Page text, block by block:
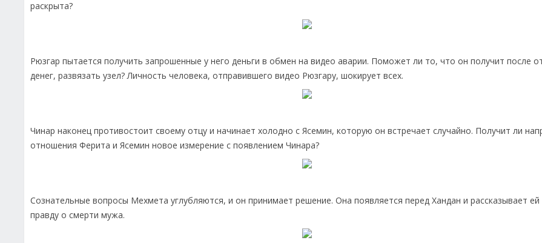
раскрыта?
Рюзгар пытается получить запрошенные у него деньги в обмен на видео аварии. Поможет ли то, что он получит после
денег, развязать узел? Личность человека, отправившего видео Рюзгару, шокирует всех.
Чинар наконец противостоит своему отцу и начинает холодно с Ясемин, которую он встречает случайно. Получит ли
отношения Ферита и Ясемин новое измерение с появлением Чинара?
Сознательные вопросы Мехмета углубляются, и он принимает решение. Она появляется перед Хандан и рассказывает ей
правду о смерти мужа.